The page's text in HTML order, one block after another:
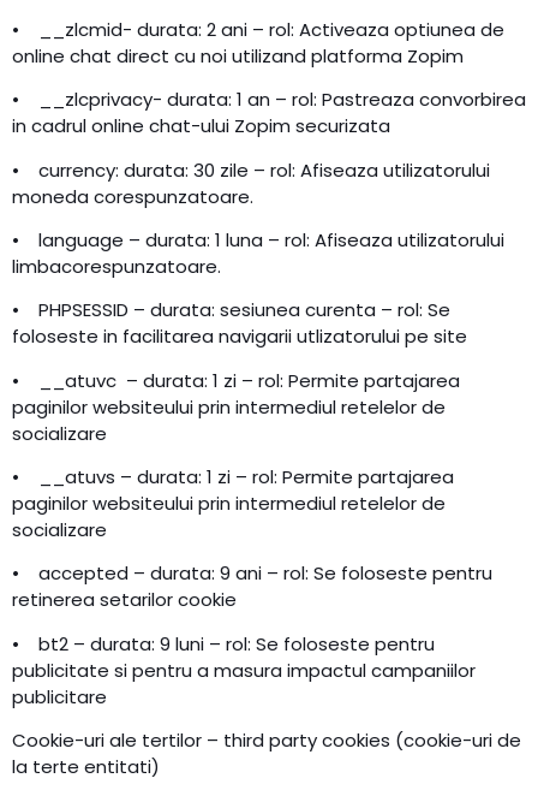
• __zlcmid- durata: 2 ani – rol: Activeaza optiunea de
online chat direct cu noi utilizand platforma Zopim
• __zlcprivacy- durata: 1 an – rol: Pastreaza convorbirea
in cadrul online chat-ului Zopim securizata
• currency: durata: 30 zile – rol: Afiseaza utilizatorului
moneda corespunzatoare.
• language – durata: 1 luna – rol: Afiseaza utilizatorului
limbacorespunzatoare.
• PHPSESSID – durata: sesiunea curenta – rol: Se
foloseste in facilitarea navigarii utlizatorului pe site
• __atuvc – durata: 1 zi – rol: Permite partajarea
paginilor websiteului prin intermediul retelelor de
socializare
• __atuvs – durata: 1 zi – rol: Permite partajarea
paginilor websiteului prin intermediul retelelor de
socializare
• accepted – durata: 9 ani – rol: Se foloseste pentru
retinerea setarilor cookie
• bt2 – durata: 9 luni – rol: Se foloseste pentru
publicitate si pentru a masura impactul campaniilor
publicitare
Cookie-uri ale tertilor – third party cookies (cookie-uri de
la terte entitati)